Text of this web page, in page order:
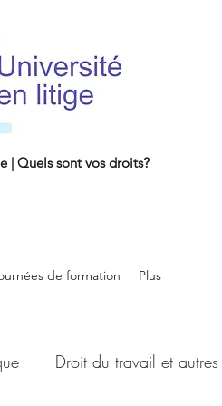
| Quels sont vos droits?
de formation Plus
Droit du travail et autres